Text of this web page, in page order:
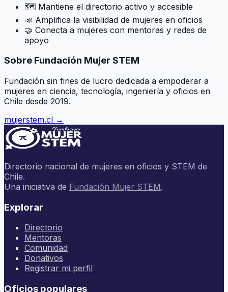
🗺️ Mantiene el directorio activo y accesible
📣 Amplifica la visibilidad de mujeres en oficios
🤝 Conecta a mujeres con mentoras y redes de
apoyo
Sobre Fundación Mujer STEM
Fundación sin fines de lucro dedicada a empoderar a
mujeres en ciencia, tecnología, ingeniería y oficios en
Chile desde 2019.
mujerstem.cl →
Directorio nacional de mujeres en oficios y STEM de
Chile.
Una iniciativa de Fundación Mujer STEM.
Explorar
Directorio
Mentoras
Comunidad
Donativos
Registrar mi perfil
Oficios populares